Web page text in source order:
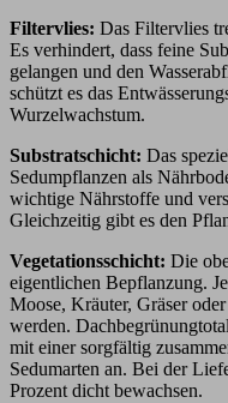
Filtervlies: Das Filtervlies
Es verhindert, dass feine
gelangen und den
schützt es das
Wurzelwachstum.
Substratschicht: Das
Sedumpflanzen als
wichtige Nährstoffe und
Gleichzeitig gibt es den
Vegetationsschicht: Die
eigentlichen Bepflanzung.
Moose, Kräuter, Gräser
werden.
mit einer sorgfältig
Sedumarten an. Bei der
Prozent dicht bewachsen.